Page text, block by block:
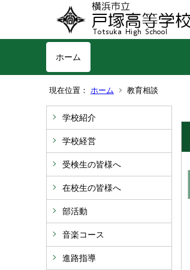
ホーム
現在位置： ホーム 教育相談
学校紹介
学校経営
受検生の皆様へ
在校生の皆様へ
部活動
音楽コース
進路指導